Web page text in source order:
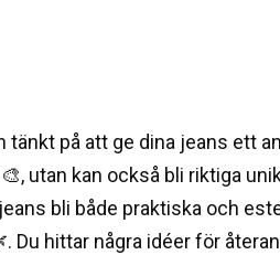
tänkt på att ge dina jeans ett
utan kan också bli riktiga
bli både praktiska och
hittar några idéer för